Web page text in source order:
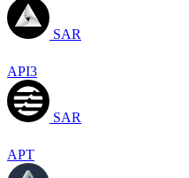
SAR
API3
SAR
APT